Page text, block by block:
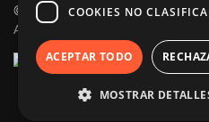
© EAN Hub 2026
A GTIN codes company
COOKIES NO
ACEPTAR TODO
MOSTRAR